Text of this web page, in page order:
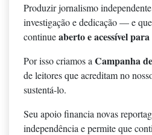
Produzir jornalismo
investigação e dedicação — e
continueaberto e acessível
Por isso criamos a Campanha
de leitores que acreditam no
sustentá-lo.
Seu apoio financia novas
independência e permite que